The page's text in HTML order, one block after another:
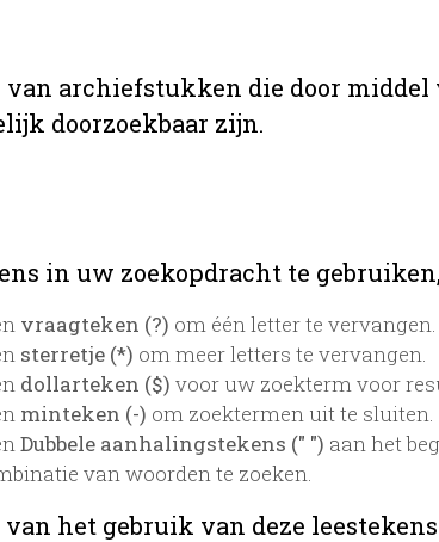
archiefstukken die door
doorzoekbaar zijn.
in uw zoekopdracht te
vraagteken (?) om één letter te vervangen.
sterretje (*) om meer letters te vervangen.
dollarteken ($) voor uw zoekterm voor
minteken (-) om zoektermen uit te sluiten.
Dubbele aanhalingstekens (" ") aan het
van woorden te zoeken.
van het gebruik van deze